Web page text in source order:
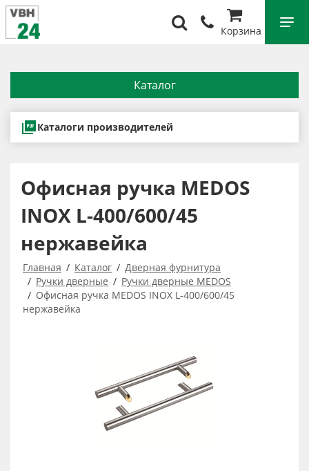
Корзина
Каталог
Каталоги производителей
Офисная ручка MEDOS
INOX L-400/600/45
нержавейка
Главная Каталог
Дверная фурнитура
Ручки дверные
Ручки дверные MEDOS
Офисная ручка MEDOS INOX L-400/600/45
нержавейка